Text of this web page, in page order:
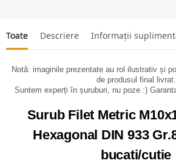
Toate Descriere Informații
Notă: imaginile prezentate au rol ilustrativ și
de produsul final livrat.
Suntem experți în șuruburi, nu poze :)
Surub Filet Metric
Hexagonal DIN 933
bucati/cutie